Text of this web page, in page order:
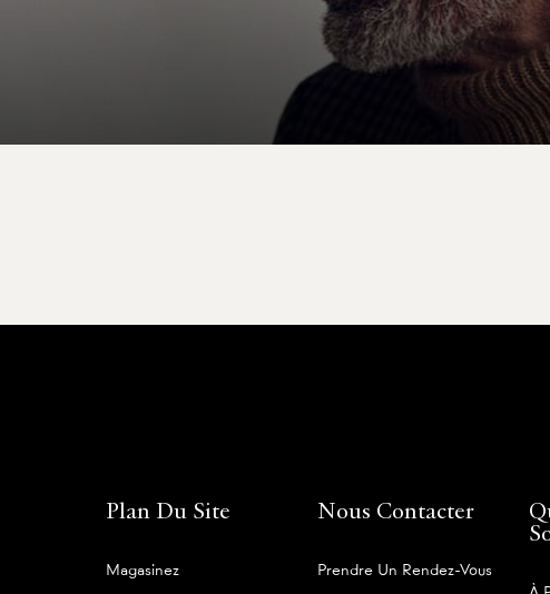
Plan Du Site
Magasinez
Nous Contacter
Prendre Un Rendez-Vous